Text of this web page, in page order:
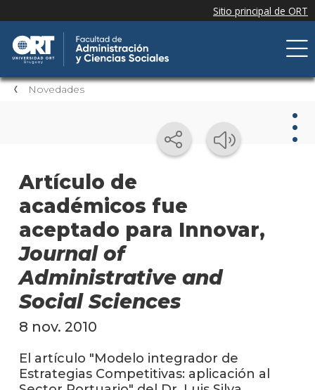
Novedades
Artículo de
académicos fue
aceptado para Innovar,
Journal of
Administrative and
Social Sciences
8 nov. 2010
El artículo "Modelo integrador de
Estrategias Competitivas: aplicación al